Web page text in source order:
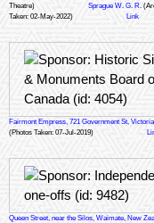
Theatre)
Sprague W. G. R.
Taken: 02-May-2022)
Link
Fairmont Empress, 721 Government St,
(Photos Taken: 07-Jul-2019)
Queen Street, near the Silos, Waimate, New